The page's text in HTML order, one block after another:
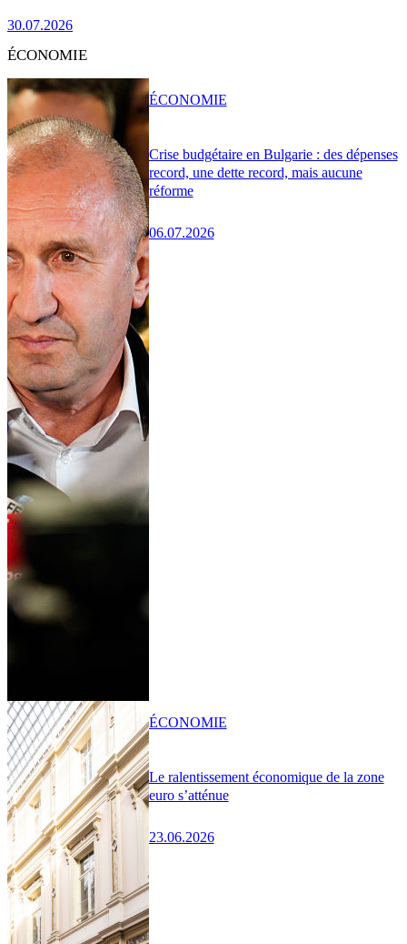
30.07.2026
ÉCONOMIE
Crise budgétaire en Bulgarie : des dépenses
record, une dette record, mais aucune
réforme
06.07.2026
ÉCONOMIE
Le ralentissement économique de la zone
euro s’atténue
23.06.2026
ÉCONOMIE